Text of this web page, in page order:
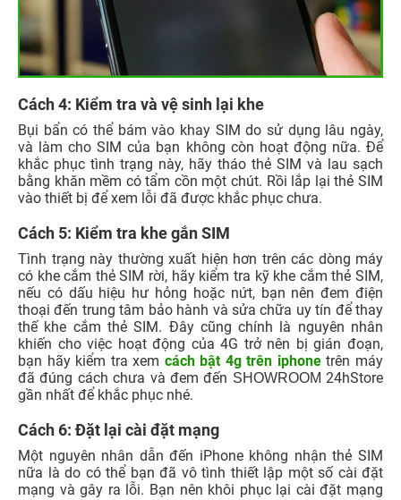
Cách 4: Kiểm tra và vệ sinh lại khe
Bụi bẩn có thể bám vào khay SIM do sử dụng lâu ngày,
và làm cho SIM của bạn không còn hoạt động nữa. Để
khắc phục tình trạng này, hãy tháo thẻ SIM và lau sạch
bằng khăn mềm có tẩm cồn một chút. Rồi lắp lại thẻ SIM
vào thiết bị để xem lỗi đã được khắc phục chưa.
Cách 5: Kiểm tra khe gắn SIM
Tình trạng này thường xuất hiện hơn trên các dòng máy
có khe cắm thẻ SIM rời, hãy kiểm tra kỹ khe cắm thẻ SIM,
nếu có dấu hiệu hư hỏng hoặc nứt, bạn nên đem điện
thoại đến trung tâm bảo hành và sửa chữa uy tín để thay
thế khe cắm thẻ SIM. Đây cũng chính là nguyên nhân
khiến cho việc hoạt động của 4G trở nên bị gián đoạn,
bạn hãy kiểm tra xem cách bật 4g trên iphonetrên máy
đã đúng cách chưa và đem đến SHOWROOM 24hStore
gần nhất để khắc phục nhé.
Cách 6: Đặt lại cài đặt mạng
Một nguyên nhân dẫn đến iPhone không nhận thẻ SIM
nữa là do có thể bạn đã vô tình thiết lập một số cài đặt
mạng và gây ra lỗi. Bạn nên khôi phục lại cài đặt mạng